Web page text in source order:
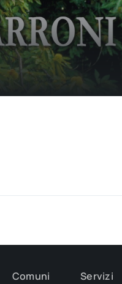
Comuni Servizi